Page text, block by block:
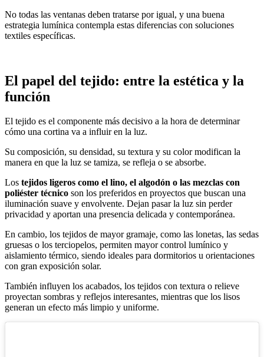
No todas las ventanas deben tratarse por igual, y una buena
estrategia lumínica contempla estas diferencias con soluciones
textiles específicas.
El papel del tejido: entre la estética y la
función
El tejido es el componente más decisivo a la hora de determinar
cómo una cortina va a influir en la luz.
Su composición, su densidad, su textura y su color modifican la
manera en que la luz se tamiza, se refleja o se absorbe.
Los tejidos ligeros como el lino, el algodón o las mezclas con
poliéster técnico son los preferidos en proyectos que buscan una
iluminación suave y envolvente. Dejan pasar la luz sin perder
privacidad y aportan una presencia delicada y contemporánea.
En cambio, los tejidos de mayor gramaje, como las lonetas, las sedas
gruesas o los terciopelos, permiten mayor control lumínico y
aislamiento térmico, siendo ideales para dormitorios u orientaciones
con gran exposición solar.
También influyen los acabados, los tejidos con textura o relieve
proyectan sombras y reflejos interesantes, mientras que los lisos
generan un efecto más limpio y uniforme.